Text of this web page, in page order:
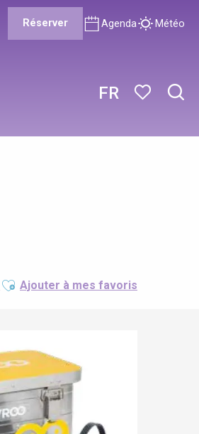
FR
Réserver Agenda Météo
Ajouter aux favoris
Ajouter à mes favoris